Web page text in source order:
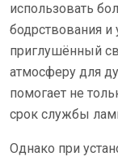
использовать
бодрствования
приглушённый
атмосферу для
помогает не
срок службы
Однако при